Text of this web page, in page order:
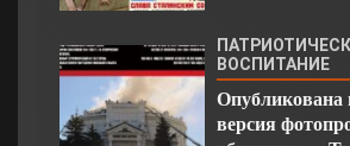
ВОСПИТАНИЕ
Опубликована
версия